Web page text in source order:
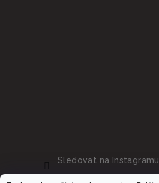
Sledovat na Instagramu